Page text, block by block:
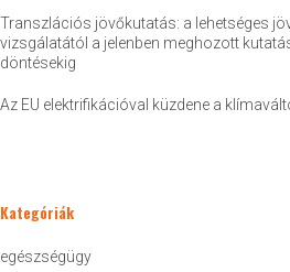
Transzlációs jövőkutatás: a lehetséges
vizsgálatától a jelenben meghozott
döntésekig
Az EU elektrifikációval küzdene a
Kategóriák
egészségügy